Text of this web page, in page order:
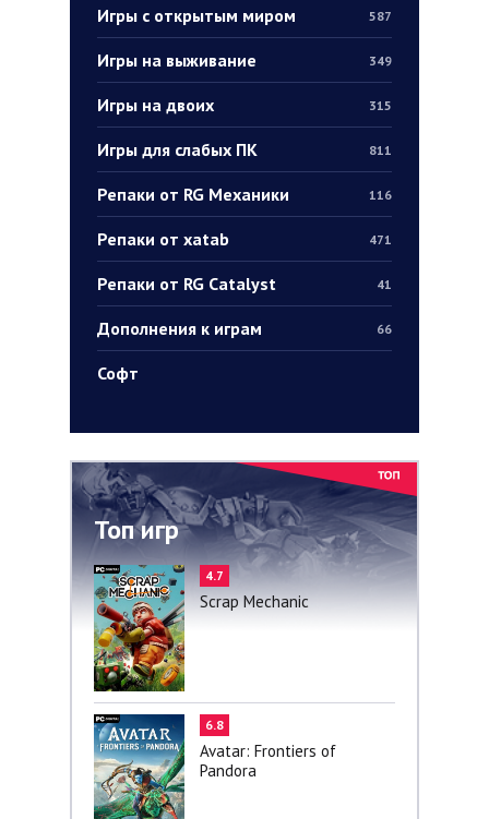
Игры с открытым миром 587
Игры на выживание 349
Игры на двоих 315
Игры для слабых ПК 811
Репаки от RG Механики 116
Репаки от xatab 471
Репаки от RG Catalyst 41
Дополнения к играм 66
Софт
Топ игр
4.7
Scrap Mechanic
6.8
Avatar: Frontiers of
Pandora